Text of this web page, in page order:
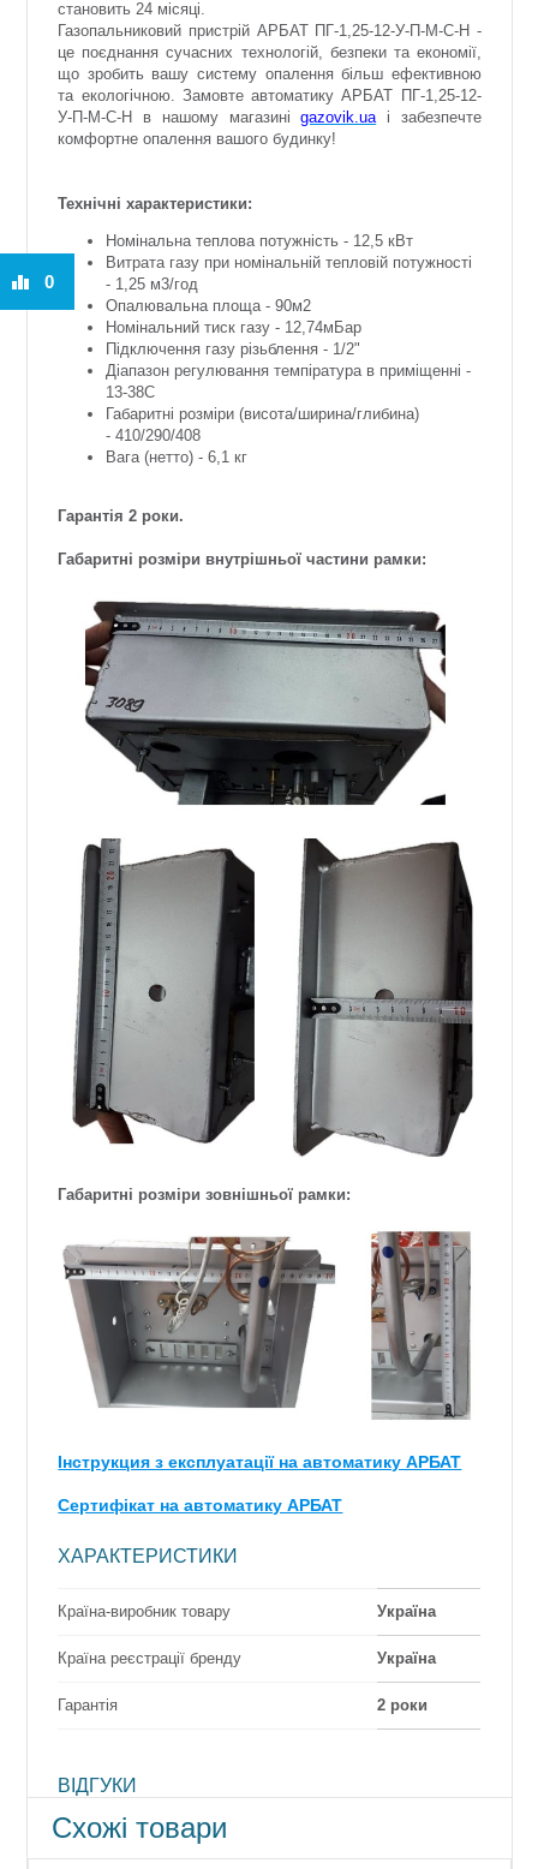
становить 24 місяці.
Газопальниковий пристрій АРБАТ ПГ-1,25-12-У-П-М-С-Н -
це поєднання сучасних технологій, безпеки та економії,
що зробить вашу систему опалення більш ефективною
та екологічною. Замовте автоматику АРБАТ ПГ-1,25-12-
У-П-М-С-Н в нашому магазиніgazovik.uaі забезпечте
комфортне опалення вашого будинку!
Технічні характеристики:
Номінальна теплова потужність - 12,5 кВт
Витрата газу при номінальній тепловій потужності
- 1,25 м3/год
Опалювальна площа - 90м2
Номінальний тиск газу - 12,74мБар
Підключення газу різьблення - 1/2"
Діапазон регулювання темпіратура в приміщенні -
13-38С
Габаритні розміри (висота/ширина/глибина)
-410/290/408
Вага (нетто) - 6,1 кг
Гарантія 2 роки.
Габаритні розміри внутрішньої частини рамки:
Габаритні розміри зовнішньої рамки:
Інструкция з експлуатації на автоматику АРБАТ
Сертифікат на автоматику АРБАТ
ХАРАКТЕРИСТИКИ
Країна-виробник товару Україна
Країна реєстрації бренду Україна
Гарантія 2 роки
ВІДГУКИ
Схожі товари
0